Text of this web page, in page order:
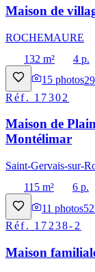
Maison de
ROCHEMAURE
132 m²
4 p.
15 photos
Réf. 17302
Maison de
Montélimar
Saint-Gervais-sur-
115 m²
6 p.
11 photos
Réf. 17238-2
Maison